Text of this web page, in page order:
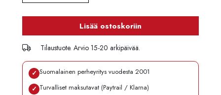
Lisää ostoskoriin
Tilaustuote. Arvio 15-20 arkipäivää.
✓ Suomalainen perheyritys vuodesta 2001
✓ Turvalliset maksutavat (Paytrail / Klarna)